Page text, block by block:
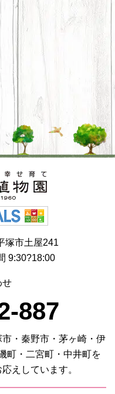
塚市土屋241
9:30?18:00
せ
887
・秦野市・茅ヶ崎・伊
町・二宮町・中井町を
えしています。